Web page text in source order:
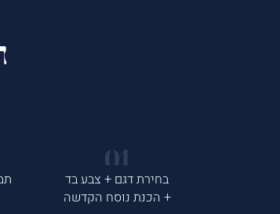
בחירת דגם + צבע בד
+ הכנת נוסח הקדשה